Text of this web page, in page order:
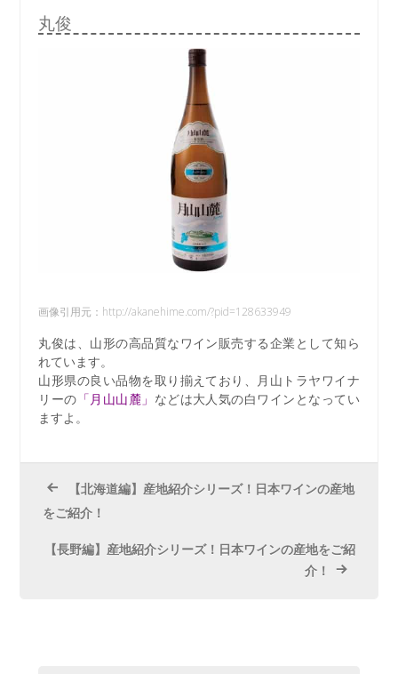
丸俊
画像引用元：http://akanehime.com/?pid=128633949
丸俊は、山形の高品質なワイン販売する企業として知ら
れています。
山形県の良い品物を取り揃えており、月山トラヤワイナ
リーの 「月山山麓」 などは大人気の白ワインとなってい
ますよ。
【北海道編】産地紹介シリーズ！日本ワインの産地
をご紹介！
【長野編】産地紹介シリーズ！日本ワインの産地をご紹
介！